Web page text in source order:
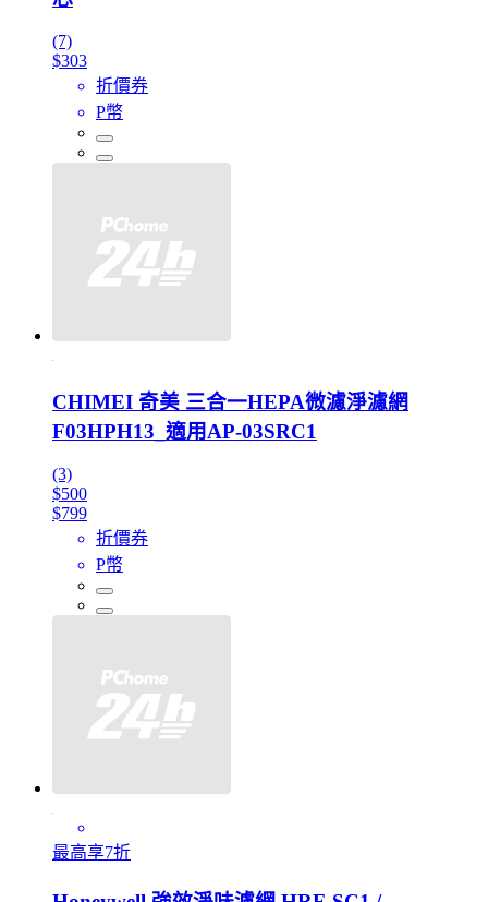
(7)
$303
折價券
P幣
CHIMEI 奇美 三合一HEPA微濾淨濾網
F03HPH13_適用AP-03SRC1
(3)
$500
$799
折價券
P幣
最高享7折